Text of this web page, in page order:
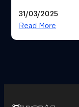
31/03/2025
Read More